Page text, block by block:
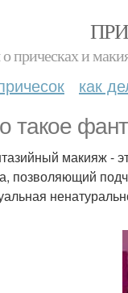
прическах и
как
такое
макияж -
позволяющий